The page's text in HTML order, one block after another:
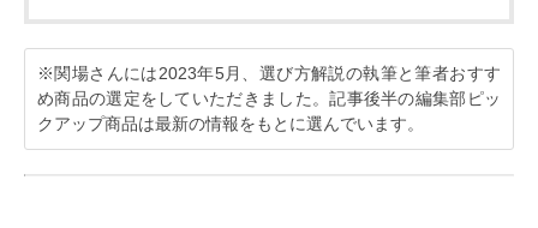
※関場さんには2023年5月、選び方解説の執筆と筆者おすす
め商品の選定をしていただきました。記事後半の編集部ピッ
クアップ商品は最新の情報をもとに選んでいます。